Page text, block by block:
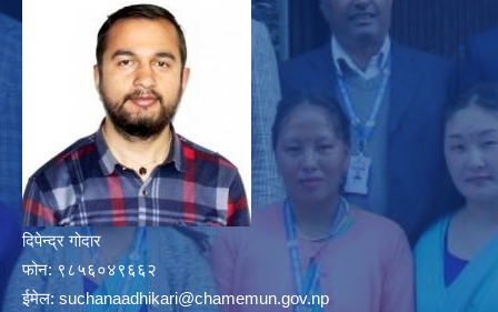
दिपेन्द्र गोदार
फोन: ९८५६०४९६६२
ईमेल: suchanaadhikari@chamemun.gov.np